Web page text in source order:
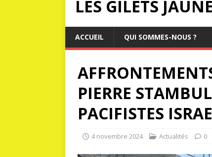
LES GILETS
ACCUEIL QUI SOMMES-NOUS ?
PIERRE
PACIFISTES
4 novembre 2024 Actualités 0